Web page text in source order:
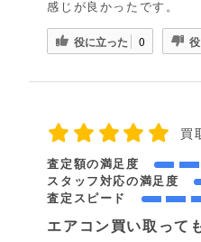
感じが良かったです。
役に立った 0
買
査定額の満足度
スタッフ対応の満足度
査定スピード
エアコン買い取って